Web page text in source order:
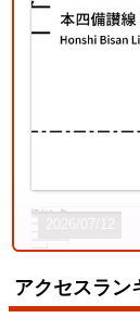
アクセスラン